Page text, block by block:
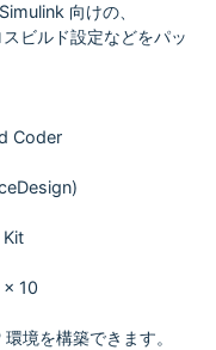
向けの、
ビルド設定などをパッ
Coder
10
境を構築できます。